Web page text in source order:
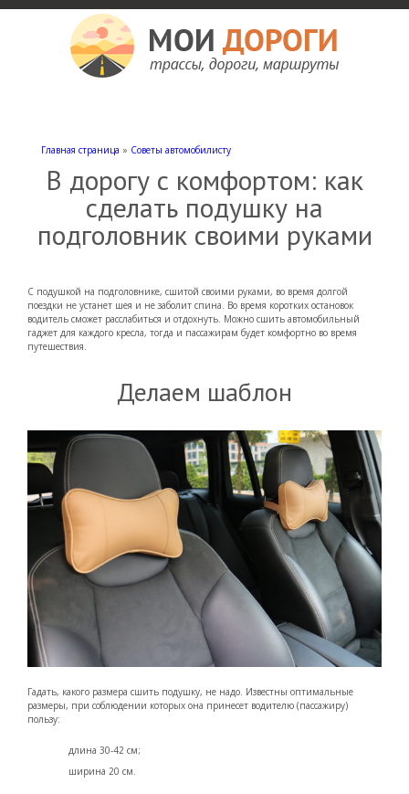
Главная страница » Советы автомобилисту
В дорогу с комфортом: как
сделать подушку на
подголовник своими руками
С подушкой на подголовнике, сшитой своими руками, во время долгой
поездки не устанет шея и не заболит спина. Во время коротких остановок
водитель сможет расслабиться и отдохнуть. Можно сшить автомобильный
гаджет для каждого кресла, тогда и пассажирам будет комфортно во время
путешествия.
Делаем шаблон
Гадать, какого размера сшить подушку, не надо. Известны оптимальные
размеры, при соблюдении которых она принесет водителю (пассажиру)
пользу:
длина 30-42 см;
ширина 20 см.